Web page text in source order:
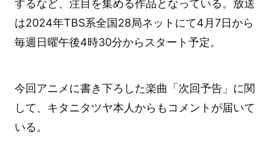
するなど、注目を集める作品となっている。放送
は2024年TBS系全国28局ネットにて4月7日から
毎週日曜午後4時30分からスタート予定。
今回アニメに書き下ろした楽曲「次回予告」に関
して、キタニタツヤ本人からもコメントが届いて
いる。